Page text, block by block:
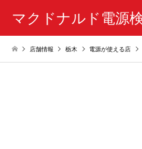
マクドナルド電源
店舗情報 栃木 電源が使える店